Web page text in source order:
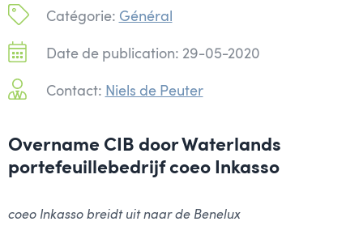
Catégorie: Général
Date de publication: 29-05-2020
Contact: Niels de Peuter
Overname CIB door Waterlands
portefeuillebedrijf coeo Inkasso
coeo Inkasso breidt uit naar de Benelux